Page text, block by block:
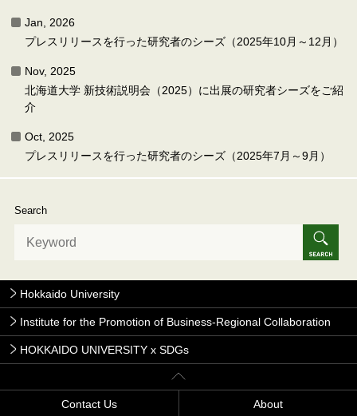
Jan, 2026
プレスリリースを行った研究者のシーズ（2025年10月～12月）
Nov, 2025
北海道大学 新技術説明会（2025）に出展の研究者シーズをご紹
介
Oct, 2025
プレスリリースを行った研究者のシーズ（2025年7月～9月）
Search
Hokkaido University
Institute for the Promotion of Business-Regional Collaboration
HOKKAIDO UNIVERSITY x SDGs
Contact Us About